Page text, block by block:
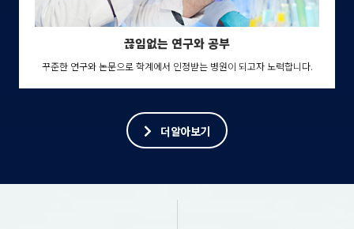
끊임없는 연구와 공부
꾸준한 연구와 논문으로 학계에서 인정받는 병원이 되고자 노력합니다.
더알아보기